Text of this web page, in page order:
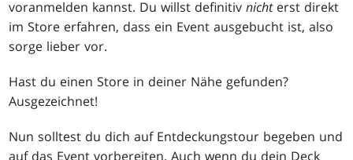
voranmelden kannst. Du willst definitivnichterst direkt
im Store erfahren, dass ein Event ausgebucht ist, also
sorge lieber vor.
Hast du einen Store in deiner Nähe gefunden?
Ausgezeichnet!
Nun solltest du dich auf Entdeckungstour begeben und
auf das Event vorbereiten. Auch wenn du dein Deck